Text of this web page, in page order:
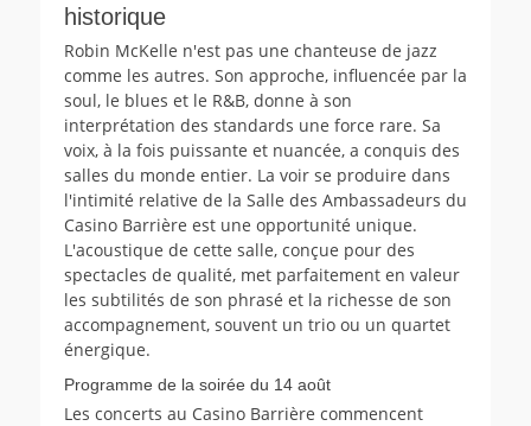
historique
Robin McKelle n'est pas une chanteuse de jazz
comme les autres. Son approche, influencée par la
soul, le blues et le R&B, donne à son
interprétation des standards une force rare. Sa
voix, à la fois puissante et nuancée, a conquis des
salles du monde entier. La voir se produire dans
l'intimité relative de la Salle des Ambassadeurs du
Casino Barrière est une opportunité unique.
L'acoustique de cette salle, conçue pour des
spectacles de qualité, met parfaitement en valeur
les subtilités de son phrasé et la richesse de son
accompagnement, souvent un trio ou un quartet
énergique.
Programme de la soirée du 14 août
Les concerts au Casino Barrière commencent